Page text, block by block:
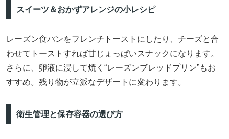
スイーツ＆おかずアレンジの小レシピ
レーズン食パンをフレンチトーストにしたり、チーズと合
わせてトーストすれば甘じょっぱいスナックになります。
さらに、卵液に浸して焼く“レーズンブレッドプリン”もお
すすめ。残り物が立派なデザートに変わります。
衛生管理と保存容器の選び方